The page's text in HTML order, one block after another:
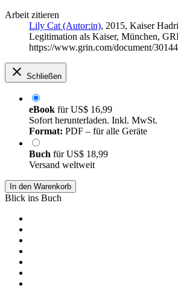
Arbeit zitieren
Lily Cat (Autor:in), 2015, Kaiser
Legitimation als Kaiser, München,
https://www.grin.com/document/
Schließen
eBook fürUS$ 16,99
Sofort herunterladen. Inkl. MwSt.
Format: PDF – für alle Geräte
Buch fürUS$ 18,99
Versand weltweit
In den Warenkorb
Blick ins Buch